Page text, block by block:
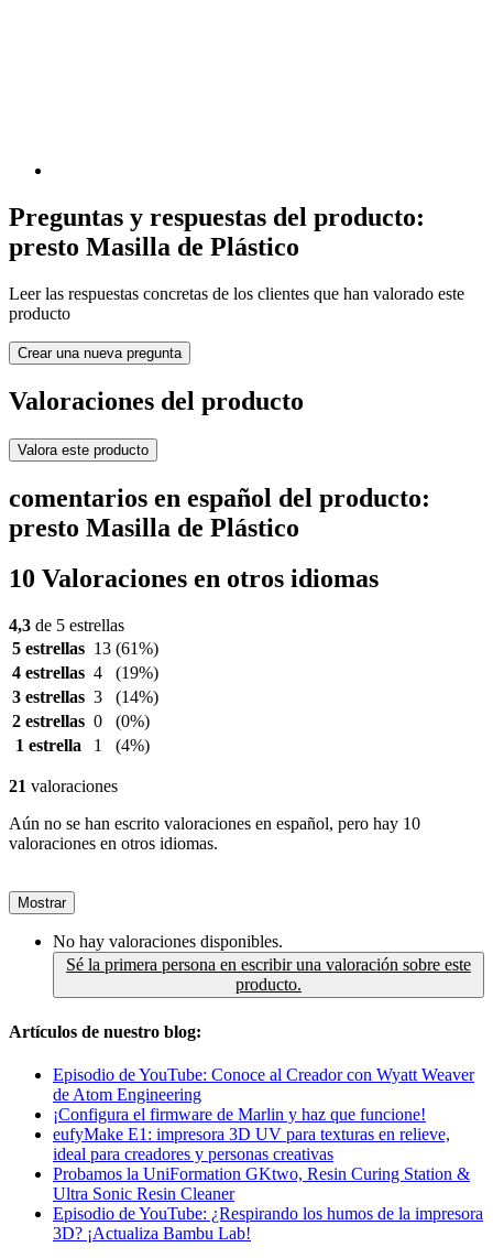
Preguntas y respuestas del producto:
presto Masilla de Plástico
Leer las respuestas concretas de los clientes que han valorado este
producto
Crear una nueva pregunta
Valoraciones del producto
Valora este producto
comentarios en español del producto:
presto Masilla de Plástico
10 Valoraciones en otros idiomas
4,3 de 5 estrellas
5 estrellas 13 (61%)
4 estrellas 4
(19%)
3 estrellas 3
(14%)
2 estrellas 0
(0%)
1 estrella
1 (4%)
21 valoraciones
Aún no se han escrito valoraciones en español, pero hay 10
valoraciones en otros idiomas.
Mostrar
No hay valoraciones disponibles.
Sé la primera persona en escribir una valoración sobre este
producto.
Artículos de nuestro blog:
Episodio de YouTube: Conoce al Creador con Wyatt Weaver
de Atom Engineering
¡Configura el firmware de Marlin y haz que funcione!
eufyMake E1: impresora 3D UV para texturas en relieve,
ideal para creadores y personas creativas
Probamos la UniFormation GKtwo, Resin Curing Station &
Ultra Sonic Resin Cleaner
Episodio de YouTube: ¿Respirando los humos de la impresora
3D? ¡Actualiza Bambu Lab!